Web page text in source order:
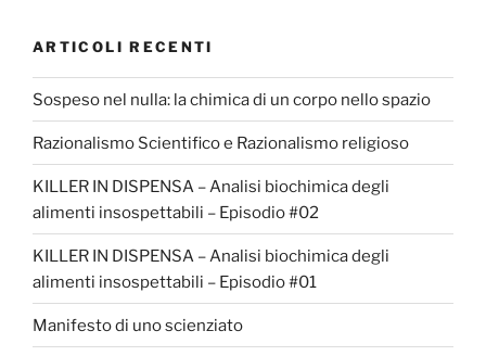
ARTICOLI RECENTI
Sospeso nel nulla: la chimica di un corpo nello spazio
Razionalismo Scientifico e Razionalismo religioso
KILLER IN DISPENSA – Analisi biochimica degli
alimenti insospettabili – Episodio #02
KILLER IN DISPENSA – Analisi biochimica degli
alimenti insospettabili – Episodio #01
Manifesto di uno scienziato